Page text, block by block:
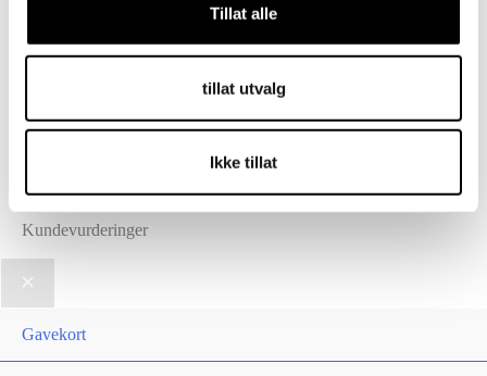
Tillat alle
tillat utvalg
Ikke tillat
[instagram-feed feed="4"]
Kundevurderinger
Gavekort